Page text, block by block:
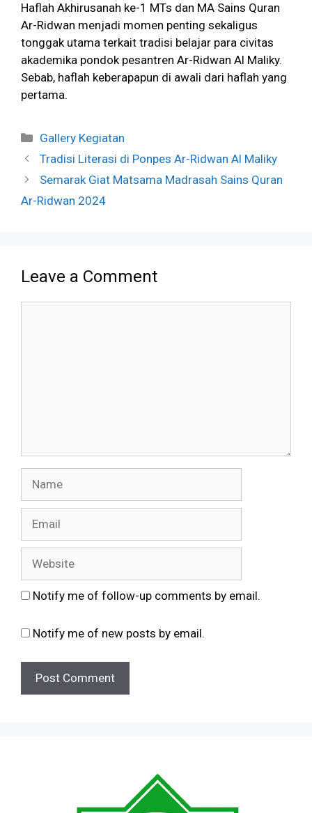
Haflah Akhirusanah ke-1 MTs dan MA Sains Quran
Ar-Ridwan menjadi momen penting sekaligus
tonggak utama terkait tradisi belajar para civitas
akademika pondok pesantren Ar-Ridwan Al Maliky.
Sebab, haflah keberapapun di awali dari haflah yang
pertama.
Categories
Gallery Kegiatan
Tradisi Literasi di Ponpes Ar-Ridwan Al Maliky
Semarak Giat Matsama Madrasah Sains Quran
Ar-Ridwan 2024
Leave a Comment
Notify me of follow-up comments by email.
Notify me of new posts by email.